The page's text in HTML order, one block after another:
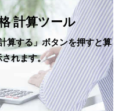
計算ツール
算する」ボタンを押すと算
れます。